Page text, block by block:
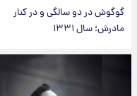
گوگوش در دو سالگی و در کنار
مادرش؛ سال ۱۳۳۱